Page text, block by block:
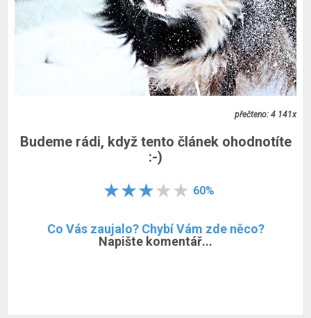
přečteno: 4 141x
Budeme rádi, když tento článek ohodnotíte
:-)
60%
Co Vás zaujalo? Chybí Vám zde něco?
Napište komentář...